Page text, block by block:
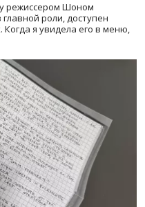
режиссером Шоном
роли, доступен
Когда я увидела его в меню,